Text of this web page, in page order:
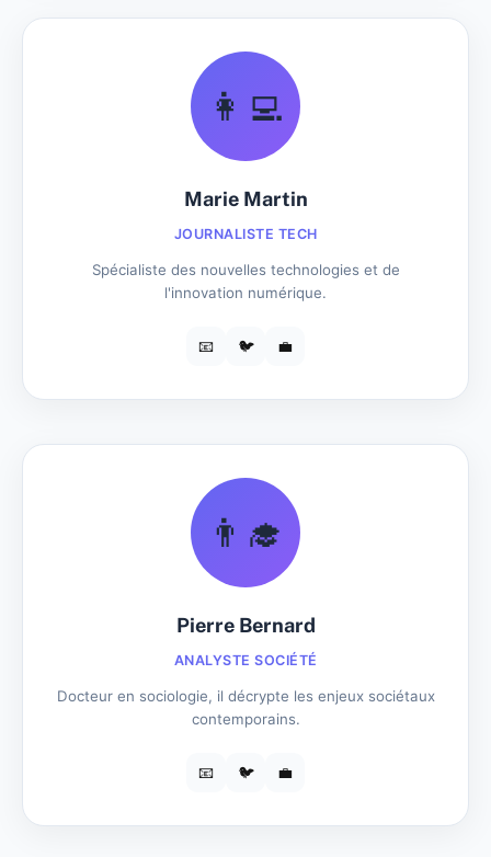
👩‍💻
Marie Martin
JOURNALISTE TECH
Spécialiste des nouvelles technologies et de
l'innovation numérique.
📧 🐦 💼
👨‍🎓
Pierre Bernard
ANALYSTE SOCIÉTÉ
Docteur en sociologie, il décrypte les enjeux sociétaux
contemporains.
📧 🐦 💼